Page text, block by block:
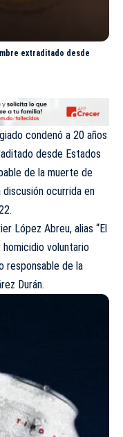
extraditado desde
condenó a 20 años
desde Estados
de la muerte de
ocurrida en
López Abreu, alias “El
voluntario
responsable de la
Durán.